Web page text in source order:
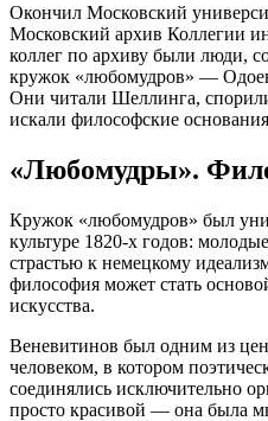
Окончил Московский
Московский архив Коллегии
коллег по архиву были люди,
кружок «любомудров» —
Они читали Шеллинга,
искали философские
«Любомудры».
Кружок «любомудров» был
культуре 1820-х годов:
страстью к немецкому
философия может стать
искусства.
Веневитинов был одним из
человеком, в котором
соединялись исключительно
просто красивой — она была